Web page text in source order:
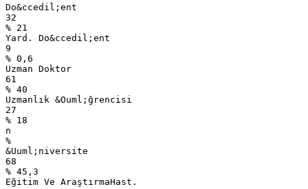
Do&ccedil;ent
32
% 21
Yard. Do&ccedil;ent
9
% 0,6
Uzman Doktor
61
% 40
Uzmanlık &Ouml;ğrencisi
27
% 18
n
%
&Uuml;niversite
68
% 45,3
Eğitim Ve AraştırmaHast.